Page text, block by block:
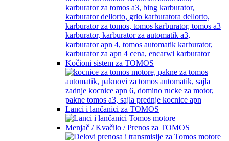
Kočioni sistem za TOMOS
Lanci i lančanici za TOMOS
Menjač / Kvačilo / Prenos za TOMOS